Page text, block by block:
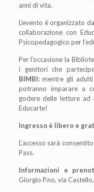
anni di vita.
L’evento è organizzato
collaborazione con
Psicopedagogico per
Per l’occasione la
i genitori che
BIMBI:mentre gli
potranno imparare a
godere delle letture ad
Educarte!
Ingresso è libero e
L’accesso sarà
Pass.
Informazioni e
Giorgio P.no, via